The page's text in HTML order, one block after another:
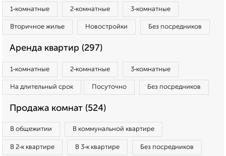
1‑комнатные 2‑комнатные 3‑комнатные
Вторичное жилье Новостройки Без посредников
Аренда квартир (297)
1‑комнатные 2‑комнатные 3‑комнатные
На длительный срок Посуточно Без посредников
Продажа комнат (524)
В общежитии В коммунальной квартире
В 2‑к квартире В 3‑к квартире Без посредников